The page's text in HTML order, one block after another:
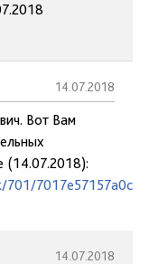
14.07.2018
Вот Вам
(14.07.2018):
14.07.2018